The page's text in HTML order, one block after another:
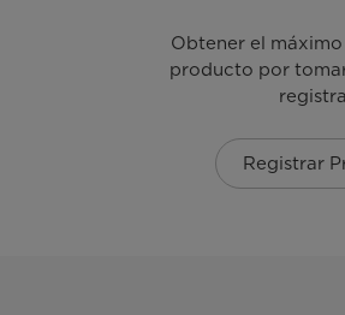
Obtener el
producto por
Registrar